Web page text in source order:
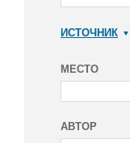
ИСТОЧНИК
МЕСТО
АВТОР